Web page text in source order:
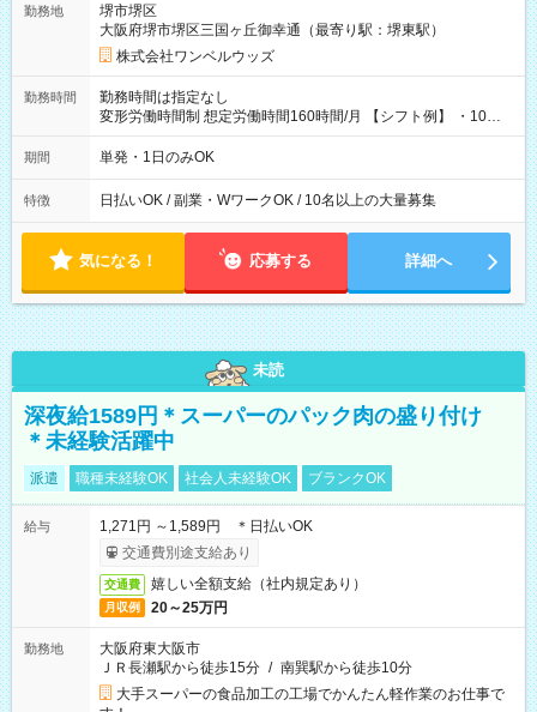
勤務地
堺市堺区
大阪府堺市堺区三国ヶ丘御幸通（最寄り駅：堺東駅）
株式会社ワンベルウッズ
勤務時間
勤務時間は指定なし
変形労働時間制 想定労働時間160時間/月 【シフト例】 ・10：
00～20：00
期間 単発・1日のみOK
特徴 日払いOK / 副業・WワークOK / 10名以上の大量募集
気になる！ 応募する 詳細へ
未読
深夜給1589円＊スーパーのパック肉の盛り付け
＊未経験活躍中
派遣 職種未経験OK 社会人未経験OK ブランクOK
給与
1,271円 ～1,589円 ＊日払いOK
交通費別途支給あり
交通費 嬉しい全額支給（社内規定あり）
月収例 20～25万円
勤務地
大阪府東大阪市
ＪＲ長瀬駅から徒歩15分 / 南巽駅から徒歩10分
大手スーパーの食品加工の工場でかんたん軽作業のお仕事で